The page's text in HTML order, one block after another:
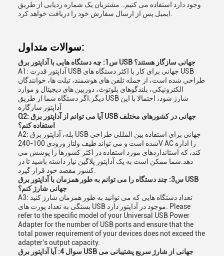
وجود دارد استفاده می کنیم.. مشتریان یک شماره ردیابی از طریق
سوالات متداول:
س1: چه دستگاه هایی با آداپتور برق USB جهانی سازگار هستند؟
A1: آداپتور قدرت USB جهانی برای کار با اکثر دستگاه های USB
طراحی شده است، از جمله تلفن های هوشمند، تبلت ها، خوانندگان
الکترونیکی، بلندگوهای بلوتوث، دوربین های دیجیتال و موارد
دیگر.اگر دستگاه شما از طریق USB شارژ شود، احتمالا با اين
آداپتور سازگاره
Q2: آیا می توانم از آداپتور برق USB جهانی در کشورهای مختلف
استفاده کنم؟
A2: بله، آداپتور برق USB جهانی برای استفاده بین المللی طراحی
شده است و می تواند طیف ولتاژ ورودی 100-240V AC را اداره
کند، که استانداردهای مورد استفاده در اکثر کشورها را پوشش می
دهد.شما ممکن است به یک آداپتور پلاگین نیاز داشته باشید تا در
س3: چند دستگاه را می توانم به طور همزمان با آداپتور برق USB
جهانی شارژ کنم؟
A3: تعداد دستگاه هایی که می توانید به طور همزمان شارژ کنید
بستگی به تعداد پورت های USB موجود در آداپتور دارد. Please
refer to the specific model of your Universal USB Power
Adapter for the number of USB ports and ensure that the
total power requirement of your devices does not exceed the
adapter's output capacity.
سوال 4: آیا آداپتور برق USB جهانی از شارژ سریع پشتیبانی می